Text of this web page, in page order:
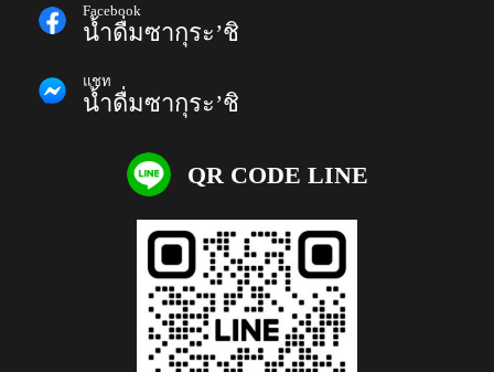
Facebook
น้ำดื่มซากุระ’ชิ
แชท
น้ำดื่มซากุระ’ชิ
QR CODE LINE